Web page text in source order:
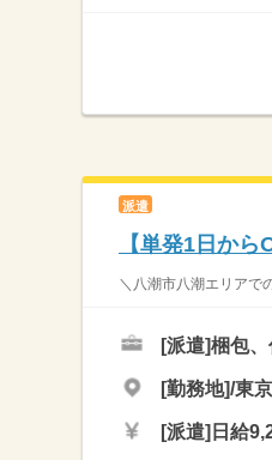
派遣
【単発1日か
＼八潮市八潮エリアで
[派遣]梱包
[勤務地]/東
[派遣] 日給